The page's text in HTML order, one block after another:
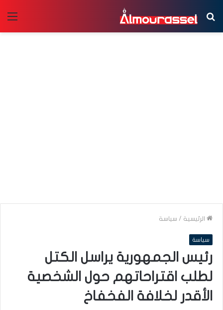
بحث
عن
الرئيسية / سياسة
سياسة
رئيس الجمهورية يراسل الكتل
لطلب اقتراحاتهم حول الشخصية
الأقدر لخلافة الفخفاخ